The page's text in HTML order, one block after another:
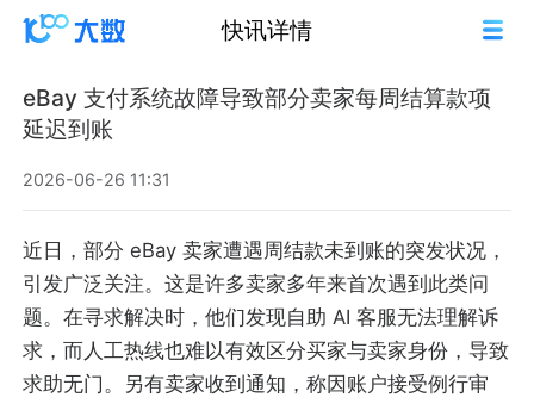
快讯详情
eBay 支付系统故障导致部分卖家每周结算款项
延迟到账
2026-06-26 11:31
近日，部分 eBay 卖家遭遇周结款未到账的突发状况，
引发广泛关注。这是许多卖家多年来首次遇到此类问
题。在寻求解决时，他们发现自助 AI 客服无法理解诉
求，而人工热线也难以有效区分买家与卖家身份，导致
求助无门。另有卖家收到通知，称因账户接受例行审